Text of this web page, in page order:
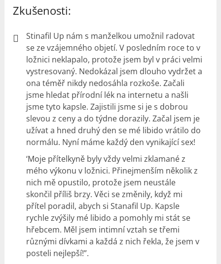
Zkušenosti:
Stinafil Up nám s manželkou umožnil radovat
se ze vzájemného objetí. V posledním roce to v
ložnici neklapalo, protože jsem byl v práci velmi
vystresovaný. Nedokázal jsem dlouho vydržet a
ona téměř nikdy nedosáhla rozkoše. Začali
jsme hledat přírodní lék na internetu a našli
jsme tyto kapsle. Zajistili jsme si je s dobrou
slevou z ceny a do týdne dorazily. Začal jsem je
užívat a hned druhý den se mé libido vrátilo do
normálu. Nyní máme každý den vynikající sex!
‘Moje přítelkyně byly vždy velmi zklamané z
mého výkonu v ložnici. Přinejmenším několik z
nich mě opustilo, protože jsem neustále
skončil příliš brzy. Věci se změnily, když mi
přítel poradil, abych si Stanafil Up. Kapsle
rychle zvýšily mé libido a pomohly mi stát se
hřebcem. Měl jsem intimní vztah se třemi
různými dívkami a každá z nich řekla, že jsem v
posteli nejlepší!”.